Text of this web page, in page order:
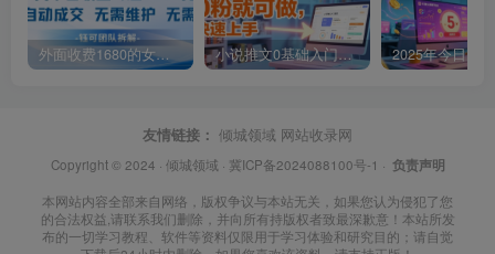
外面收费1680的女粉项目变现，单人单日收益可达1.7k，全自动成交无需维护 小说推文0基础入门教程，0粉就可做，快速上手
友情链接： 倾城领域 网站收录网
Copyright © 2024 · 倾城领域 · 冀ICP备2024088100号-1 · 负责声明
本网站内容全部来自网络，版权争议与本站无关，如果您认为侵犯了您
的合法权益,请联系我们删除，并向所有持版权者致最深歉意！本站所发
布的一切学习教程、软件等资料仅限用于学习体验和研究目的；请自觉